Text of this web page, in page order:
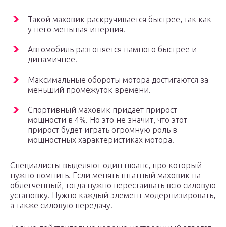
Такой маховик раскручивается быстрее, так как
у него меньшая инерция.
Автомобиль разгоняется намного быстрее и
динамичнее.
Максимальные обороты мотора достигаются за
меньший промежуток времени.
Спортивный маховик придает прирост
мощности в 4%. Но это не значит, что этот
прирост будет играть огромную роль в
мощностных характеристиках мотора.
Специалисты выделяют один нюанс, про который
нужно помнить. Если менять штатный маховик на
облегченный, тогда нужно перестаивать всю силовую
установку. Нужно каждый элемент модернизировать,
а также силовую передачу.